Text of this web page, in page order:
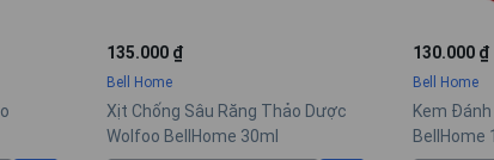
135.000 ₫
Bell Home
Xịt Chống Sâu Răng Thảo Dược
Wolfoo BellHome 30ml
130.000 ₫
Bell Home
Kem Đánh
BellHome